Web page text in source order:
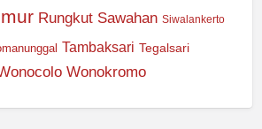
Rungkut Sawahan Siwalankerto
Tambaksari Tegalsari
Wonokromo